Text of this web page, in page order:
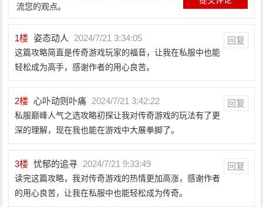
流您的观点。
1楼 姿态动人 2024/7/21 3:34:05 回复
这篇攻略简直是传奇游戏玩家的福音，让我在私服中也能
轻松成为高手，感谢作者的用心良苦。
2楼 心卟动则卟痛 2024/7/21 3:42:22 回复
私服巅峰人气之选攻略初探让我对传奇游戏的玩法有了更
深的理解，现在我也能在游戏中大展拳脚了。
3楼 忧郁的追寻 2024/7/21 9:33:49 回复
读完这篇攻略，我对传奇游戏的热情更加高涨，感谢作者
的用心良苦，让我在私服中也能轻松成为传奇。